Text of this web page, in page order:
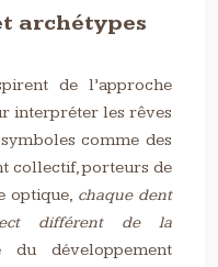
archétypes
de l’approche
interpréter les rêves
comme des
collectif, porteurs de
optique, chaque dent
différent de la
développement